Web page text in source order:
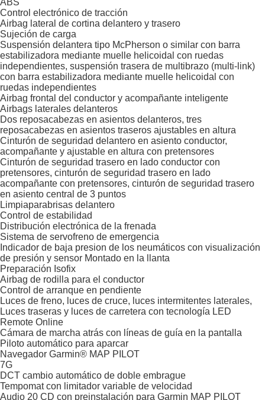
Control electrónico de tracción
Airbag lateral de cortina delantero y trasero
Sujeción de carga
Suspensión delantera tipo McPherson o similar con barra
estabilizadora mediante muelle helicoidal con ruedas
independientes, suspensión trasera de multibrazo (multi-link)
con barra estabilizadora mediante muelle helicoidal con
ruedas independientes
Airbag frontal del conductor y acompañante inteligente
Airbags laterales delanteros
Dos reposacabezas en asientos delanteros, tres
reposacabezas en asientos traseros ajustables en altura
Cinturón de seguridad delantero en asiento conductor,
acompañante y ajustable en altura con pretensores
Cinturón de seguridad trasero en lado conductor con
pretensores, cinturón de seguridad trasero en lado
acompañante con pretensores, cinturón de seguridad trasero
en asiento central de 3 puntos
Limpiaparabrisas delantero
Control de estabilidad
Distribución electrónica de la frenada
Sistema de servofreno de emergencia
Indicador de baja presion de los neumáticos con visualización
de presión y sensor Montado en la llanta
Preparación Isofix
Airbag de rodilla para el conductor
Control de arranque en pendiente
Luces de freno, luces de cruce, luces intermitentes laterales,
Luces traseras y luces de carretera con tecnología LED
Remote Online
Cámara de marcha atrás con líneas de guía en la pantalla
Piloto automático para aparcar
Navegador Garmin® MAP PILOT
7G
DCT cambio automático de doble embrague
Tempomat con limitador variable de velocidad
Audio 20 CD con preinstalación para Garmin MAP PILOT